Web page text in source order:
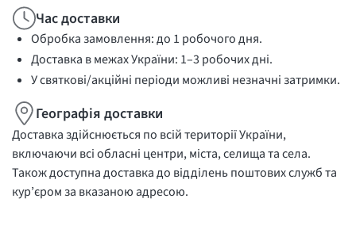
Час доставки
Обробка замовлення: до 1 робочого дня.
Доставка в межах України: 1–3 робочих дні.
У святкові/акційні періоди можливі незначні затримки.
Географія доставки
Доставка здійснюється по всій території України,
включаючи всі обласні центри, міста, селища та села.
Також доступна доставка до відділень поштових служб та
кур’єром за вказаною адресою.